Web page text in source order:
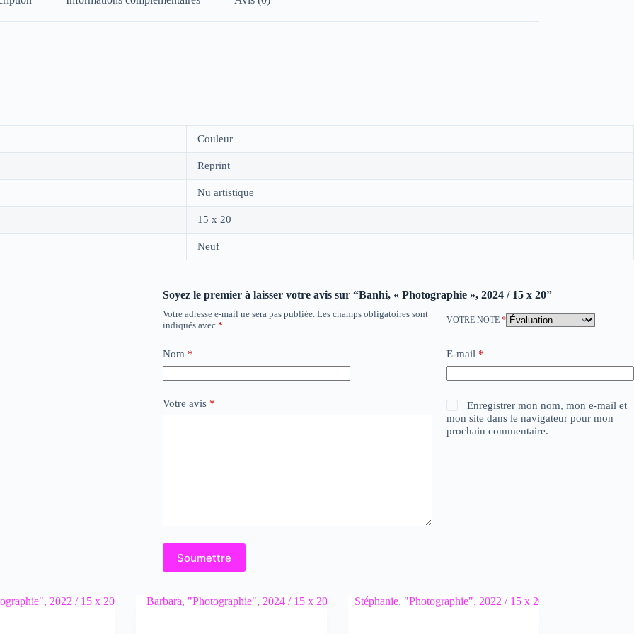
Couleur
Reprint
Nu artistique
15 x 20
Neuf
Soyez le premier à laisser votre avis sur “Banhi, « Photographie », 2024 / 15 x 20”
Votre adresse e-mail ne sera pas publiée. Les champs obligatoires sont
indiqués avec *
VOTRE NOTE *
Nom * E-mail *
Votre avis *
Enregistrer mon nom, mon e-mail et
mon site dans le navigateur pour mon
prochain commentaire.
Soumettre